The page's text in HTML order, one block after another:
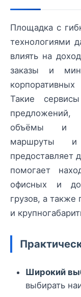
Площадка с
технологиями
влиять на
заказы и
Такие
предложений,
объёмы и
маршруты и
предоставляет
помогает
офисных и
грузов, а
и
Широкий
выбирать